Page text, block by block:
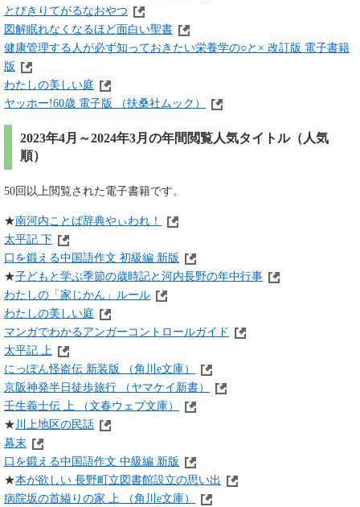
とびきりてがるなおやつ
図解眠れなくなるほど面白い聖書
健康管理する人が必ず知っておきたい栄養学の○と× 改訂版 電子書籍
版
わたしの美しい庭
ヤッホー!60歳 電子版 （扶桑社ムック）
2023年4月～2024年3月の年間閲覧人気タイトル（人気
順）
50回以上閲覧された電子書籍です。
★南河内ことば辞典やぃわれ！
太平記 下
口を鍛える中国語作文 初級編 新版
★子どもと学ぶ季節の歳時記と河内長野の年中行事
わたしの「家じかん」ルール
わたしの美しい庭
マンガでわかるアンガーコントロールガイド
太平記 上
にっぽん怪盗伝 新装版 （角川e文庫）
京阪神発半日徒歩旅行 （ヤマケイ新書）
壬生義士伝 上 （文春ウェブ文庫）
★ 川上地区の民話
幕末
口を鍛える中国語作文 中級編 新版
★本が欲しい 長野町立図書館設立の思い出
病院坂の首縊りの家 上 （角川e文庫）